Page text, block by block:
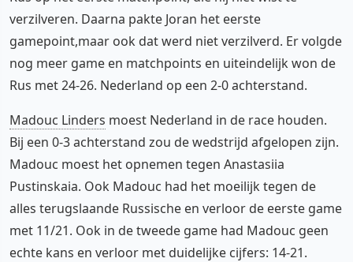
verzilveren. Daarna pakte Joran het eerste
gamepoint,maar ook dat werd niet verzilverd. Er volgde
nog meer game en matchpoints en uiteindelijk won de
Rus met 24-26. Nederland op een 2-0 achterstand.
Madouc Linders moest Nederland in de race houden.
Bij een 0-3 achterstand zou de wedstrijd afgelopen zijn.
Madouc moest het opnemen tegen Anastasiia
Pustinskaia. Ook Madouc had het moeilijk tegen de
alles terugslaande Russische en verloor de eerste game
met 11/21. Ook in de tweede game had Madouc geen
echte kans en verloor met duidelijke cijfers: 14-21.